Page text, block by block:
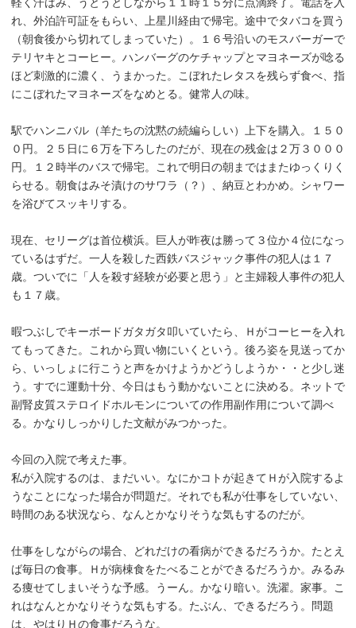
軽く汗ばみ、うとうとしながら１１時１５分に点滴終了。電話を入
れ、外泊許可証をもらい、上星川経由で帰宅。途中でタバコを買う
（朝食後から切れてしまっていた）。１６号沿いのモスバーガーで
テリヤキとコーヒー。ハンバーグのケチャップとマヨネーズが唸る
ほど刺激的に濃く、うまかった。こぼれたレタスを残らず食べ、指
にこぼれたマヨネーズをなめとる。健常人の味。
駅でハンニバル（羊たちの沈黙の続編らしい）上下を購入。１５０
０円。２５日に６万を下ろしたのだが、現在の残金は２万３０００
円。１２時半のバスで帰宅。これで明日の朝まではまたゆっくりく
らせる。朝食はみそ漬けのサワラ（？）、納豆とわかめ。シャワー
を浴びてスッキリする。
現在、セリーグは首位横浜。巨人が昨夜は勝って３位か４位になっ
ているはずだ。一人を殺した西鉄バスジャック事件の犯人は１７
歳。ついでに「人を殺す経験が必要と思う」と主婦殺人事件の犯人
も１７歳。
暇つぶしでキーボードガタガタ叩いていたら、Ｈがコーヒーを入れ
てもってきた。これから買い物にいくという。後ろ姿を見送ってか
ら、いっしょに行こうと声をかけようかどうしようか・・と少し迷
う。すでに運動十分、今日はもう動かないことに決める。ネットで
副腎皮質ステロイドホルモンについての作用副作用について調べ
る。かなりしっかりした文献がみつかった。
今回の入院で考えた事。
私が入院するのは、まだいい。なにかコトが起きてＨが入院するよ
うなことになった場合が問題だ。それでも私が仕事をしていない、
時間のある状況なら、なんとかなりそうな気もするのだが。
仕事をしながらの場合、どれだけの看病ができるだろうか。たとえ
ば毎日の食事。Ｈが病棟食をたべることができるだろうか。みるみ
る痩せてしまいそうな予感。うーん。かなり暗い。洗濯。家事。こ
れはなんとかなりそうな気もする。たぶん、できるだろう。問題
は、やはりＨの食事だろうな。